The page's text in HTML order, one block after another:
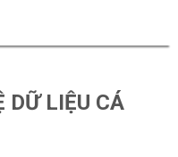
DỮ LIỆU CÁ